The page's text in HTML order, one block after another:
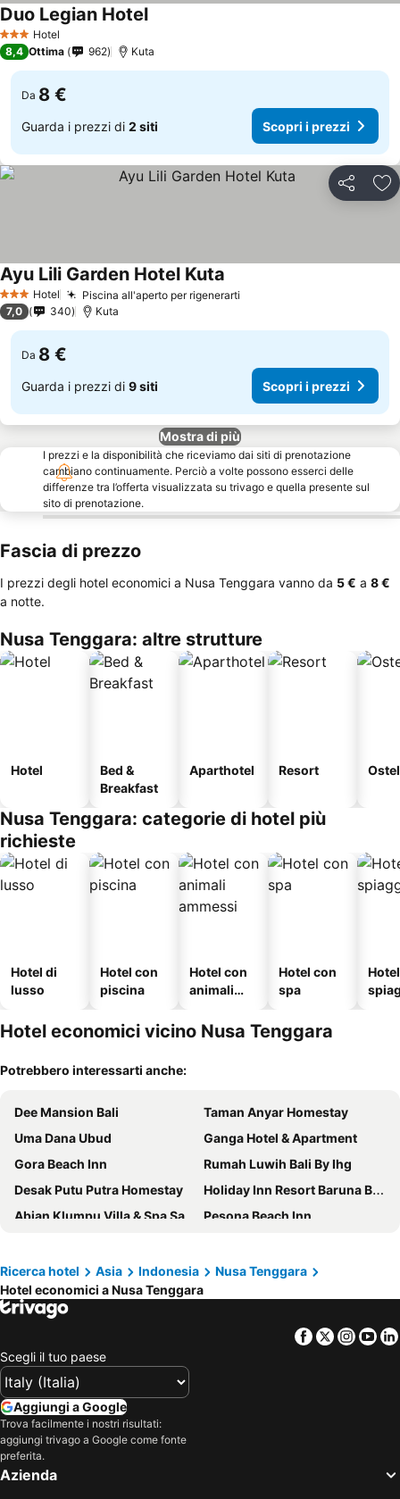
3 StelleHotel
Duo Legian HotelScopri i prezzi
8,4 Ottima 962 Kuta
Da 8 €
Guarda i prezzi di 2 siti Scopri i prezzi
Condividi
3 StelleHotel Piscina all'aperto per rigenerarti
Ayu Lili Garden Hotel Kuta
7,0 340 Kuta
Da 8 €
Guarda i prezzi di 9 siti Scopri i prezzi
Mostra di più
I prezzi e la disponibilità che riceviamo dai siti di prenotazione
cambiano continuamente. Perciò a volte possono esserci delle
differenze tra l’offerta visualizzata su trivago e quella presente sul
sito di prenotazione.
Fascia di prezzo
I prezzi degli hotel economici a Nusa Tenggara vanno da ‎5 € a ‎8 €
a notte.
Nusa Tenggara: altre strutture
Hotel
Bed &
Breakfast
Aparthotel Resort
Nusa Tenggara: categorie di hotel più
richieste
Hotel di
lusso
Hotel con
piscina
Hotel con
animali
Hotel con
spa
Hotel economici vicino Nusa Tenggara
Potrebbero interessarti anche:
Dee Mansion Bali
Taman Anyar Homestay
Uma Dana Ubud
Ganga Hotel & Apartment
Gora Beach Inn
Rumah Luwih Bali By Ihg
Desak Putu Putra Homestay
Holiday Inn Resort Baruna Bali By Ihg
Abian Klumpu Villa & Spa Sanur Bali
Pesona Beach Inn
Mercure Bali Legian
Holiday Inn Resort Bali Nusa Dua By Ihg
Kardia Resort Gili A Pramana Experience
Le Meridien Bali Jimbaran
Taman Ayu Legian Hotel
Grand Hyatt Bali
Pinggala Villa Ubud
Visesa Ubud Resort
Tonys Villas & Resort, Seminyak - Bali
Zasgo Hotel
Ricerca hotel Asia Indonesia
Nusa Tenggara
Hotel economici a Nusa Tenggara
Facebook
Twitter
Scegli il tuo paese
Aggiungi a Google
Trova facilmente i nostri risultati:
aggiungi trivago a Google come fonte
preferita.
Azienda